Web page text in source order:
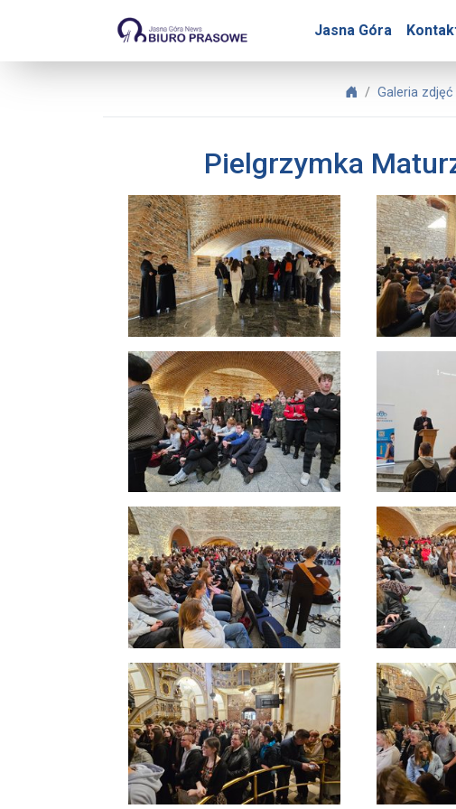
Jasna Góra
Biuro Prasowe Jasnej
Biuro Prasowe
Galeria zdjęć
Pielgrzymka